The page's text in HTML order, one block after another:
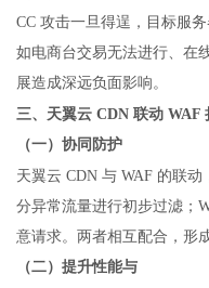
CC 攻击一旦得逞，目标服
如电商台交易无法进行、在
展造成深远负面影响。
三、天翼云 CDN 联动 WAF
（一）协同防护
天翼云 CDN 与 WAF 的联动
分异常流量进行初步过滤；
意请求。两者相互配合，形
（二）提升性能与